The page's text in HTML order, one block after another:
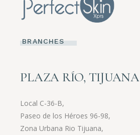
BRANCHES
PLAZA RÍO, TIJUANA
Local C-36-B,
Paseo de los Héroes 96-98,
Zona Urbana Rio Tijuana,